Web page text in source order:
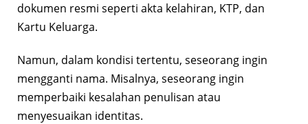
dokumen resmi seperti akta kelahiran, KTP, dan
Kartu Keluarga.
Namun, dalam kondisi tertentu, seseorang ingin
mengganti nama. Misalnya, seseorang ingin
memperbaiki kesalahan penulisan atau
menyesuaikan identitas.